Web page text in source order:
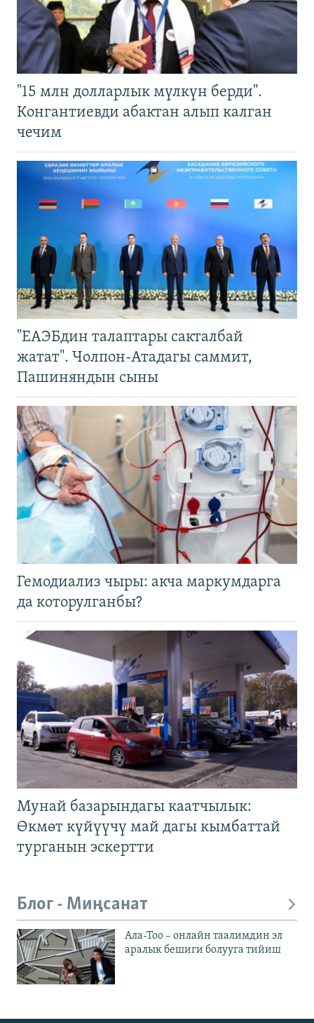
"15 млн долларлык мүлкүн берди".
Конгантиевди абактан алып калган
чечим
"ЕАЭБдин талаптары сакталбай
жатат". Чолпон-Атадагы саммит,
Пашиняндын сыны
Гемодиализ чыры: акча маркумдарга
да которулганбы?
Мунай базарындагы каатчылык:
Өкмөт күйүүчү май дагы кымбаттай
турганын эскертти
Блог - Миңсанат
Ала-Тоо – онлайн таалимдин эл
аралык бешиги болууга тийиш